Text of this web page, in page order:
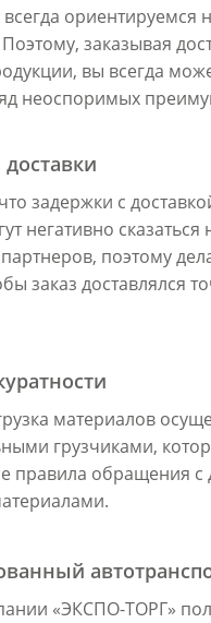
ориентируемся
заказывая
вы всегда
неоспоримых
задержки с
негативно сказаться
поэтому
заказ доставлялся
материалов
грузчиками,
правила обращения с
«ЭКСПО-ТОРГ»